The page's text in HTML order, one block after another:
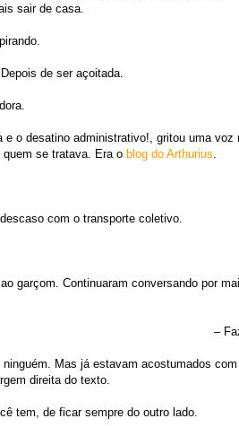
sair de casa.
de ser açoitada.
e o desatino administrativo!, gritou uma voz
se tratava. Era o blog do Arthurius
com o transporte coletivo.
garçom. Continuaram conversando por
–
Mas já estavam acostumados
direita do texto.
tem, de ficar sempre do outro lado.